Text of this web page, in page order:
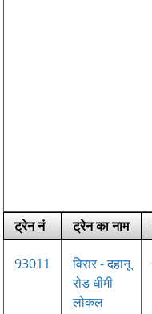
ट्रेन नं ट्रेन का नाम
93011
विरार - दहानू
रोड धीमी
लोकल